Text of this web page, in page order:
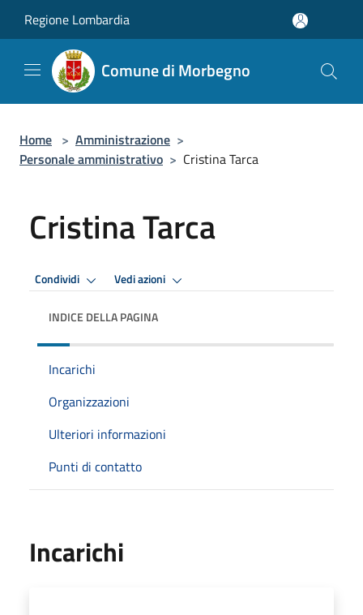
Regione Lombardia
Comune di Morbegno
Home > Amministrazione >
Personale amministrativo > Cristina Tarca
Cristina Tarca
Condividi Vedi azioni
INDICE DELLA PAGINA
Incarichi
Organizzazioni
Ulteriori informazioni
Punti di contatto
Incarichi